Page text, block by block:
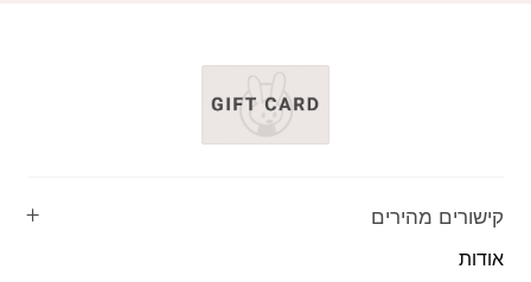
קישורים מהירים
אודות